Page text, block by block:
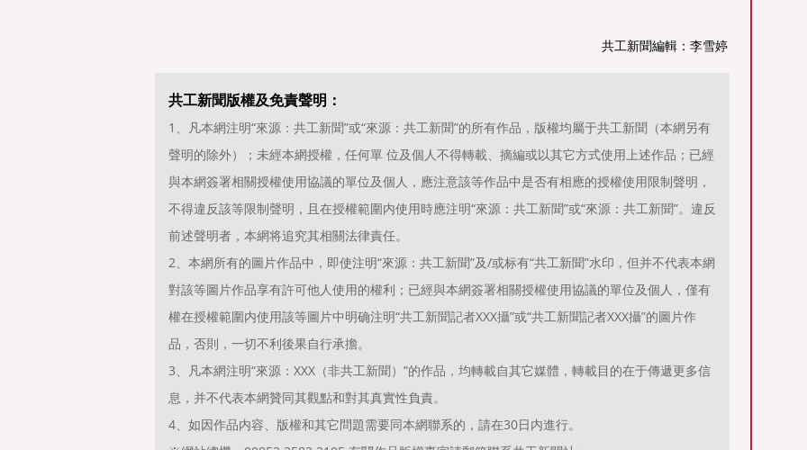
共工新聞編輯：李雪婷
共工新聞版權及免責聲明：
1、凡本網注明“來源：共工新聞”或“來源：共工新聞”的所有作品，版權均屬于共工新聞（本網另有
聲明的除外）；未經本網授權，任何單 位及個人不得轉載、摘編或以其它方式使用上述作品；已經
與本網簽署相關授權使用協議的單位及個人，應注意該等作品中是否有相應的授權使用限制聲明，
不得違反該等限制聲明，且在授權範圍内使用時應注明“來源：共工新聞”或“來源：共工新聞”。違反
前述聲明者，本網将追究其相關法律責任。
2、本網所有的圖片作品中，即使注明“來源：共工新聞”及/或标有“共工新聞”水印，但并不代表本網
對該等圖片作品享有許可他人使用的權利；已經與本網簽署相關授權使用協議的單位及個人，僅有
權在授權範圍内使用該等圖片中明确注明“共工新聞記者XXX攝”或“共工新聞記者XXX攝”的圖片作
品，否則，一切不利後果自行承擔。
3、凡本網注明“來源：XXX（非共工新聞）”的作品，均轉載自其它媒體，轉載目的在于傳遞更多信
息，并不代表本網贊同其觀點和對其真實性負責。
4、如因作品内容、版權和其它問題需要同本網聯系的，請在30日内進行。